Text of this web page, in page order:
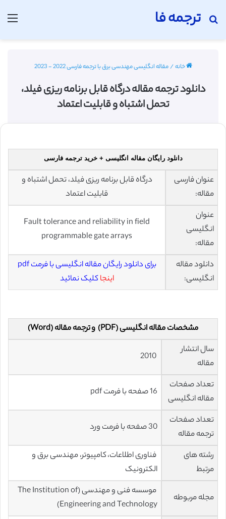
ترجمه فا
جستجو برای
خانه/مقاله انگلیسی مهندسی برق با ترجمه فارسی 2022 - 2023
دانلود ترجمه مقاله درگاه قابل برنامه ریزی فیلد،
تحمل اشتباه و قابلیت اعتماد
دانلود رایگان مقاله انگلیسی + خرید ترجمه فارسی
عنوان فارسی
مقاله:
درگاه قابل برنامه ریزی فیلد، تحمل اشتباه و
قابلیت اعتماد
عنوان
انگلیسی
مقاله:
Fault tolerance and reliability in field
programmable gate arrays
دانلود مقاله
انگلیسی:
برای دانلود رایگان مقاله انگلیسی با فرمت pdf
اینجاکلیک نمائید
مشخصات مقاله انگلیسی (PDF) و ترجمه مقاله (Word)
سال انتشار
مقاله
تعداد صفحات
مقاله انگلیسی
16 صفحه با فرمت pdf
تعداد صفحات
ترجمه مقاله
30 صفحه با فرمت ورد
رشته های
مرتبط
فناوری اطلاعات، کامپیوتر، مهندسی برق و
الکترونیک
مجله مربوطه
موسسه فنی و مهندسی (The Institution of
Engineering and Technology)